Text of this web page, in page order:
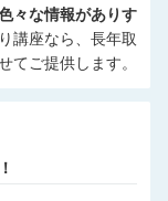
々な情報がありす
講座なら、長年取
てご提供します。